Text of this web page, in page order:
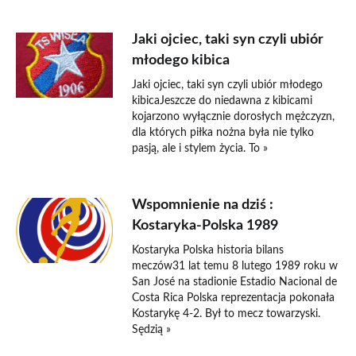
Jaki ojciec, taki syn czyli ubiór
młodego kibica
Jaki ojciec, taki syn czyli ubiór młodego
kibicaJeszcze do niedawna z kibicami
kojarzono wyłącznie dorosłych mężczyzn,
dla których piłka nożna była nie tylko
pasją, ale i stylem życia. To »
Wspomnienie na dziś :
Kostaryka-Polska 1989
Kostaryka Polska historia bilans
meczów31 lat temu 8 lutego 1989 roku w
San José na stadionie Estadio Nacional de
Costa Rica Polska reprezentacja pokonała
Kostarykę 4-2. Był to mecz towarzyski.
Sędzią »